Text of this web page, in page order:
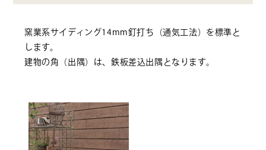
窯業系サイディング14mm釘打ち（通気工法）を標準と
します。
建物の角（出隅）は、鉄板差込出隅となります。